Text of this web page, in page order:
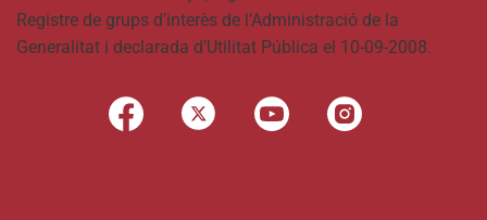
Registre de grups d’interès de l’Administració de la
Generalitat i declarada d’Utilitat Pública el 10-09-2008.